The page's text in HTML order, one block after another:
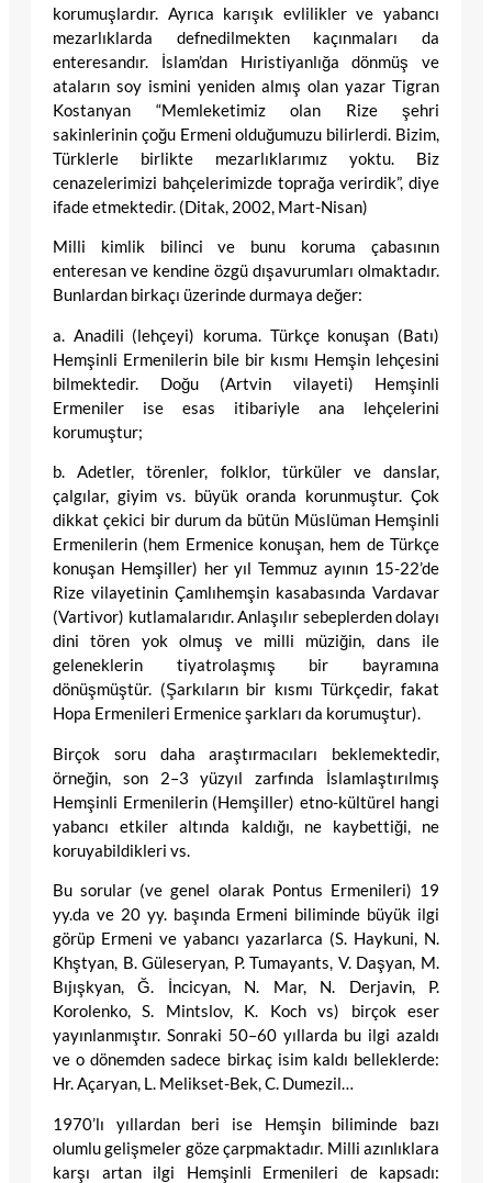
korumuşlardır. Ayrıca karışık evlilikler ve yabancı
mezarlıklarda defnedilmekten kaçınmaları da
enteresandır. İslam’dan Hıristiyanlığa dönmüş ve
ataların soy ismini yeniden almış olan yazar Tigran
Kostanyan “Memleketimiz olan Rize şehri
sakinlerinin çoğu Ermeni olduğumuzu bilirlerdi. Bizim,
Türklerle birlikte mezarlıklarımız yoktu. Biz
cenazelerimizi bahçelerimizde toprağa verirdik”, diye
ifade etmektedir. (Ditak, 2002, Mart-Nisan)
Milli kimlik bilinci ve bunu koruma çabasının
enteresan ve kendine özgü dışavurumları olmaktadır.
Bunlardan birkaçı üzerinde durmaya değer:
a. Anadili (lehçeyi) koruma. Türkçe konuşan (Batı)
Hemşinli Ermenilerin bile bir kısmı Hemşin lehçesini
bilmektedir. Doğu (Artvin vilayeti) Hemşinli
Ermeniler ise esas itibariyle ana lehçelerini
korumuştur;
b. Adetler, törenler, folklor, türküler ve danslar,
çalgılar, giyim vs. büyük oranda korunmuştur. Çok
dikkat çekici bir durum da bütün Müslüman Hemşinli
Ermenilerin (hem Ermenice konuşan, hem de Türkçe
konuşan Hemşiller) her yıl Temmuz ayının 15-22’de
Rize vilayetinin Çamlıhemşin kasabasında Vardavar
(Vartivor) kutlamalarıdır. Anlaşılır sebeplerden dolayı
dini tören yok olmuş ve milli müziğin, dans ile
geleneklerin tiyatrolaşmış bir bayramına
dönüşmüştür. (Şarkıların bir kısmı Türkçedir, fakat
Hopa Ermenileri Ermenice şarkları da korumuştur).
Birçok soru daha araştırmacıları beklemektedir,
örneğin, son 2–3 yüzyıl zarfında İslamlaştırılmış
Hemşinli Ermenilerin (Hemşiller) etno-kültürel hangi
yabancı etkiler altında kaldığı, ne kaybettiği, ne
koruyabildikleri vs.
Bu sorular (ve genel olarak Pontus Ermenileri) 19
yy.da ve 20 yy. başında Ermeni biliminde büyük ilgi
görüp Ermeni ve yabancı yazarlarca (S. Haykuni, N.
Khştyan, B. Güleseryan, P. Tumayants, V. Daşyan, M.
Bıjışkyan, Ğ. İncicyan, N. Mar, N. Derjavin, P.
Korolenko, S. Mintslov, K. Koch vs) birçok eser
yayınlanmıştır. Sonraki 50–60 yıllarda bu ilgi azaldı
ve o dönemden sadece birkaç isim kaldı belleklerde:
Hr. Açaryan, L. Melikset-Bek, C. Dumezil…
1970’lı yıllardan beri ise Hemşin biliminde bazı
olumlu gelişmeler göze çarpmaktadır. Milli azınlıklara
karşı artan ilgi Hemşinli Ermenileri de kapsadı: